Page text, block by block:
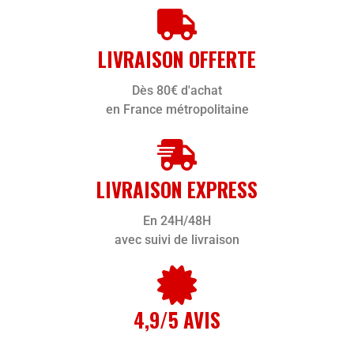
LIVRAISON OFFERTE
Dès 80€ d'achat
en France métropolitaine
LIVRAISON EXPRESS
En 24H/48H
avec suivi de livraison
4,9/5 AVIS